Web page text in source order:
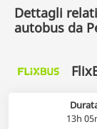
Dettagli
autobus da
13h